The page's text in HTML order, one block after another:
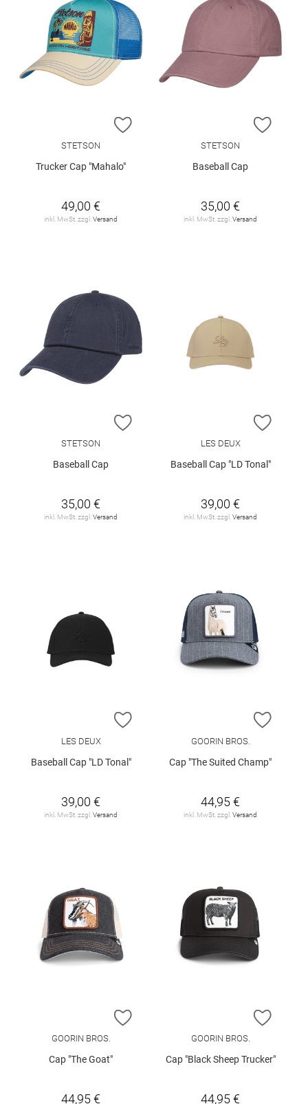
ZUR WUNSCHLISTE HINZUFÜGEN
STETSON
Trucker Cap "Mahalo"
49,00 €
inkl. MwSt. zzgl. Versand
ZUR
STETSON
Baseball Cap
35,00 €
inkl. MwSt. zzgl. Versand
ZUR WUNSCHLISTE HINZUFÜGEN
STETSON
Baseball Cap
35,00 €
inkl. MwSt. zzgl. Versand
ZUR
LES DEUX
Baseball Cap "LD Tonal"
39,00 €
inkl. MwSt. zzgl. Versand
ZUR WUNSCHLISTE HINZUFÜGEN
LES DEUX
Baseball Cap "LD Tonal"
39,00 €
inkl. MwSt. zzgl. Versand
ZUR
GOORIN BROS.
Cap "The Suited Champ"
44,95 €
inkl. MwSt. zzgl. Versand
ZUR WUNSCHLISTE HINZUFÜGEN
GOORIN BROS.
Cap "The Goat"
44,95 €
ZUR
GOORIN BROS.
Cap "Black Sheep Trucker"
44,95 €